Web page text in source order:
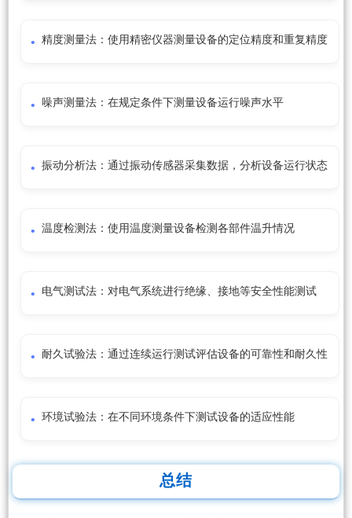
精度测量法：使用精密仪器测量设备的定位精度和重复精度
噪声测量法：在规定条件下测量设备运行噪声水平
振动分析法：通过振动传感器采集数据，分析设备运行状态
温度检测法：使用温度测量设备检测各部件温升情况
电气测试法：对电气系统进行绝缘、接地等安全性能测试
耐久试验法：通过连续运行测试评估设备的可靠性和耐久性
环境试验法：在不同环境条件下测试设备的适应性能
总结